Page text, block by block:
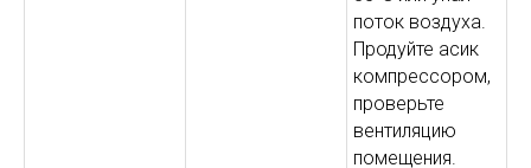
поток воздуха.
Продуйте асик
компрессором,
проверьте
вентиляцию
помещения.